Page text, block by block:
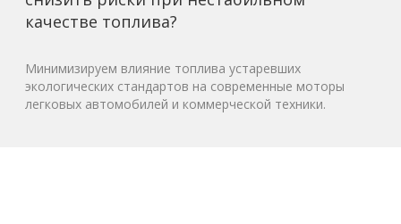
качестве топлива?
Минимизируем влияние топлива устаревших
экологических стандартов на современные моторы
легковых автомобилей и коммерческой техники.